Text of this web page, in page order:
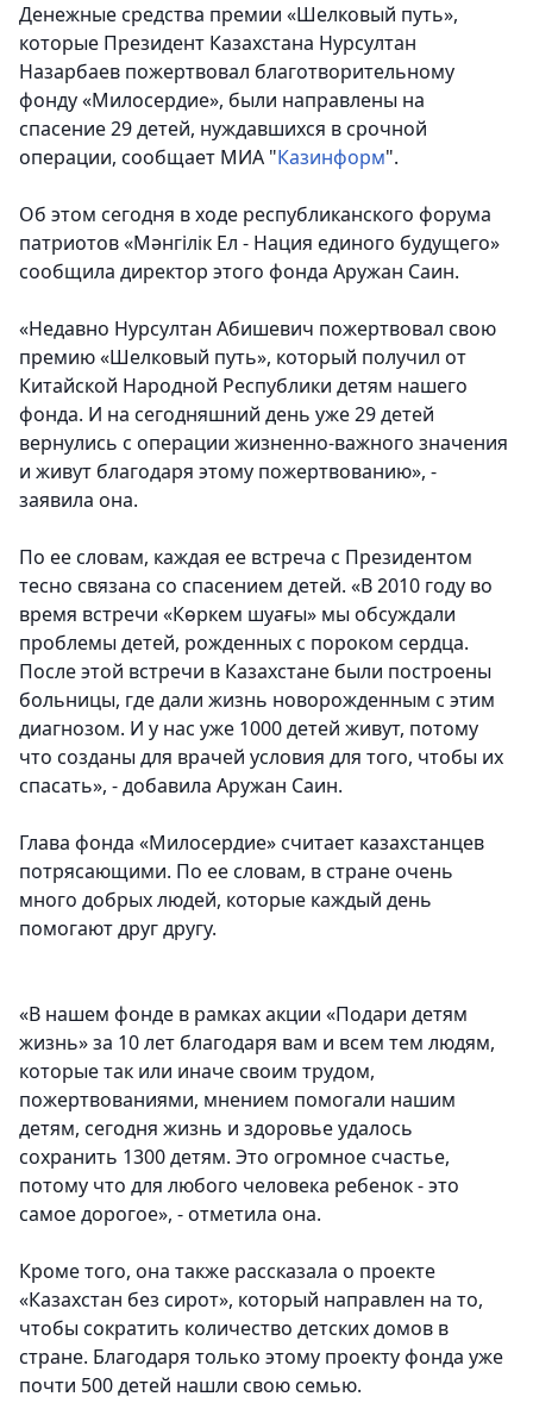
Денежные средства премии «Шелковый путь»,
которые Президент Казахстана Нурсултан
Назарбаев пожертвовал благотворительному
фонду «Милосердие», были направлены на
спасение 29 детей, нуждавшихся в срочной
операции, сообщает МИА "Казинформ".
Об этом сегодня в ходе республиканского форума
патриотов «Мәнгілік Ел - Нация единого будущего»
сообщила директор этого фонда Аружан Саин.
«Недавно Нурсултан Абишевич пожертвовал свою
премию «Шелковый путь», который получил от
Китайской Народной Республики детям нашего
фонда. И на сегодняшний день уже 29 детей
вернулись с операции жизненно-важного значения
и живут благодаря этому пожертвованию», -
заявила она.
По ее словам, каждая ее встреча с Президентом
тесно связана со спасением детей. «В 2010 году во
время встречи «Көркем шуағы» мы обсуждали
проблемы детей, рожденных с пороком сердца.
После этой встречи в Казахстане были построены
больницы, где дали жизнь новорожденным с этим
диагнозом. И у нас уже 1000 детей живут, потому
что созданы для врачей условия для того, чтобы их
спасать», - добавила Аружан Саин.
Глава фонда «Милосердие» считает казахстанцев
потрясающими. По ее словам, в стране очень
много добрых людей, которые каждый день
помогают друг другу.
«В нашем фонде в рамках акции «Подари детям
жизнь» за 10 лет благодаря вам и всем тем людям,
которые так или иначе своим трудом,
пожертвованиями, мнением помогали нашим
детям, сегодня жизнь и здоровье удалось
сохранить 1300 детям. Это огромное счастье,
потому что для любого человека ребенок - это
самое дорогое», - отметила она.
Кроме того, она также рассказала о проекте
«Казахстан без сирот», который направлен на то,
чтобы сократить количество детских домов в
стране. Благодаря только этому проекту фонда уже
почти 500 детей нашли свою семью.